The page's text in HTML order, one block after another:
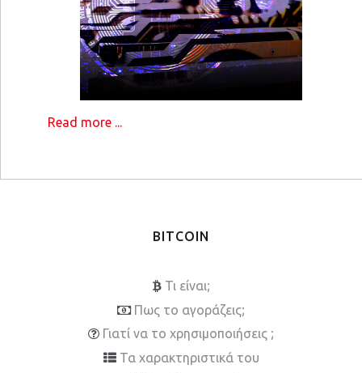
Read more ...
BITCOIN
Τι είναι;
Πως το αγοράζεις;
Γιατί να το χρησιμοποιήσεις ;
Τα χαρακτηριστικά του